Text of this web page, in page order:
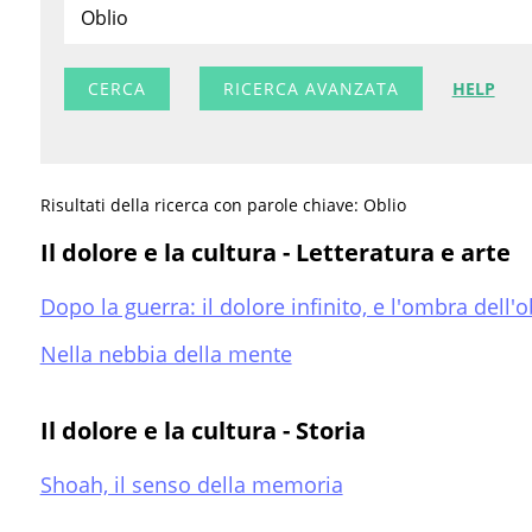
RICERCA AVANZATA HELP
Risultati della ricerca con parole chiave: Oblio
Il dolore e la cultura - Letteratura e arte
Dopo la guerra: il dolore infinito, e l'ombra
Nella nebbia della mente
Il dolore e la cultura - Storia
Shoah, il senso della memoria